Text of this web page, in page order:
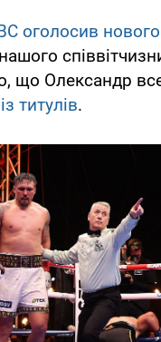
оголосив
що Олександр
титулів.